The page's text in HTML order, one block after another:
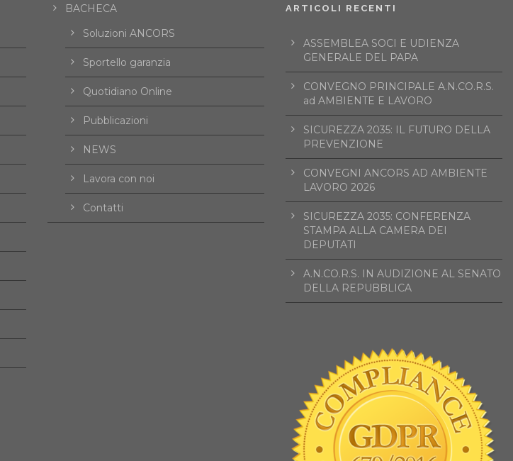
BACHECA
Soluzioni ANCORS
Sportello garanzia
Quotidiano Online
Pubblicazioni
NEWS
Lavora con noi
Contatti
ARTICOLI RECENTI
ASSEMBLEA SOCI E UDIENZA
GENERALE DEL PAPA
CONVEGNO PRINCIPALE A.N.CO.R.S.
ad AMBIENTE E LAVORO
SICUREZZA 2035: IL FUTURO DELLA
PREVENZIONE
CONVEGNI ANCORS AD AMBIENTE
LAVORO 2026
SICUREZZA 2035: CONFERENZA
STAMPA ALLA CAMERA DEI
DEPUTATI
A.N.CO.R.S. IN AUDIZIONE AL SENATO
DELLA REPUBBLICA